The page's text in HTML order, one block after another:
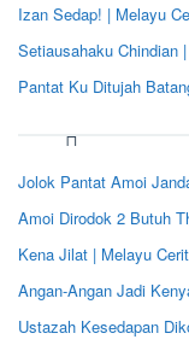
Izan Sedap! | Melayu
Setiausahaku Chindian
Pantat Ku Ditujah
Jolok Pantat Amoi
Amoi Dirodok 2 Butuh
Kena Jilat | Melayu
Angan-Angan Jadi
Ustazah Kesedapan